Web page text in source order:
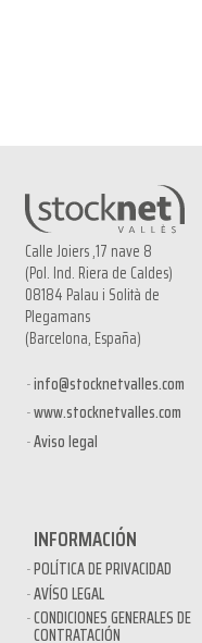
Calle Joiers ,17 nave 8
(Pol. Ind. Riera de Caldes)
08184 Palau i Solità de
Plegamans
(Barcelona, España)
info@stocknetvalles.com
www.stocknetvalles.com
Aviso legal
INFORMACIÓN
POLÍTICA DE PRIVACIDAD
AVÍSO LEGAL
CONDICIONES GENERALES DE
CONTRATACIÓN